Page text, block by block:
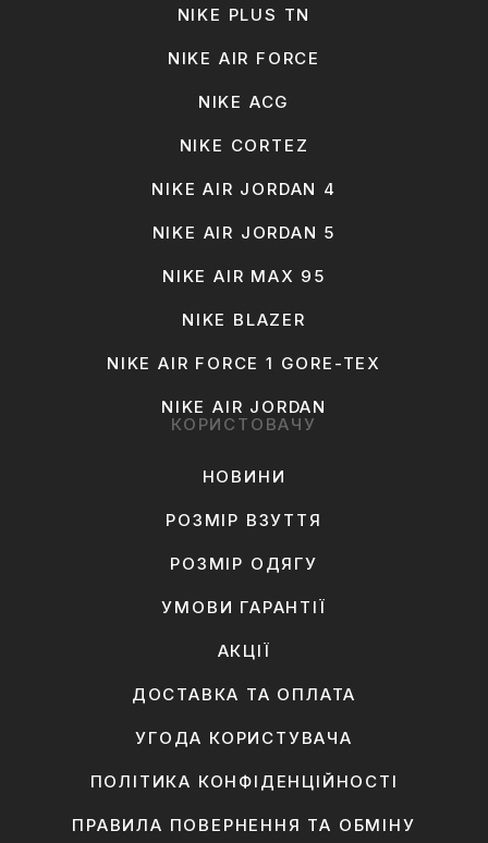
NIKE PLUS TN
NIKE AIR FORCE
NIKE ACG
NIKE CORTEZ
NIKE AIR JORDAN 4
NIKE AIR JORDAN 5
NIKE AIR MAX 95
NIKE BLAZER
NIKE AIR FORCE 1 GORE-TEX
NIKE AIR JORDAN
КОРИСТОВАЧУ
НОВИНИ
РОЗМІР ВЗУТТЯ
РОЗМІР ОДЯГУ
УМОВИ ГАРАНТІЇ
АКЦІЇ
ДОСТАВКА ТА ОПЛАТА
УГОДА КОРИСТУВАЧА
ПОЛІТИКА КОНФІДЕНЦІЙНОСТІ
ПРАВИЛА ПОВЕРНЕННЯ ТА ОБМІНУ